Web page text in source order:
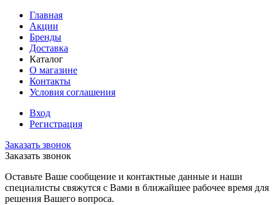
Главная
Акции
Бренды
Доставка
Каталог
О магазине
Контакты
Условия соглашения
Вход
Регистрация
Заказать звонок
Заказать звонок
Оставьте Ваше сообщение и контактные данные и наши
специалисты свяжутся с Вами в ближайшее рабочее время для
решения Вашего вопроса.